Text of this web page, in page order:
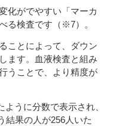
化がでやすい「マーカ
る検査です（※7）。
ことによって、ダウン
ます。血液検査と組み
うことで、より精度が
うに分数で表示され、
結果の人が256人いた